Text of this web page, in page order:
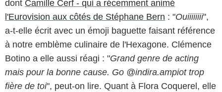
dont Camille Cerf - qui a récemment animé
l'Eurovision aux côtés de Stéphane Bern : "Ouiiiiiiii",
a-t-elle écrit avec un émoji baguette faisant référence
à notre emblème culinaire de l'Hexagone. Clémence
Botino a elle aussi réagi : "Grand genre de acting
mais pour la bonne cause. Go @indira.ampiot trop
fière de toi", peut-on lire. Quant à Flora Coquerel, elle